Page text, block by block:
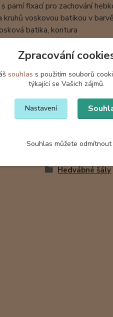
parní fixací pro zachování
kruhů voskovou batikou v
batika, kontura
má již svoji majitelku. Na
jsou baleny v dárkové
v kategoriích
Hedvábné šály
Zpracování
souhlas s použitím souborů
týkající se Vašich zájmů.
Nastavení
Souhlas můžete odmítnout